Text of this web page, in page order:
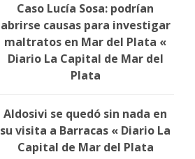
Caso Lucía Sosa: podrían
abrirse causas para investigar
maltratos en Mar del Plata «
Diario La Capital de Mar del
Plata
Aldosivi se quedó sin nada en
su visita a Barracas « Diario La
Capital de Mar del Plata